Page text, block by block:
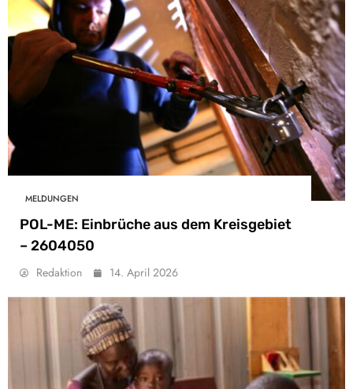
MELDUNGEN
POL-ME: Einbrüche aus dem Kreisgebiet
– 2604050
Redaktion 14. April 2026